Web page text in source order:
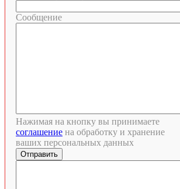
Сообщение
Нажимая на кнопку вы принимаете
соглашение на обработку и хранение
ваших персональных данных